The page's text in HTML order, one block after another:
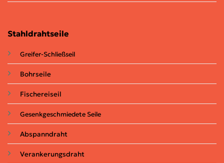
Stahldrahtseile
Greifer-Schließseil
Bohrseile
Fischereiseil
Gesenkgeschmiedete Seile
Abspanndraht
Verankerungsdraht